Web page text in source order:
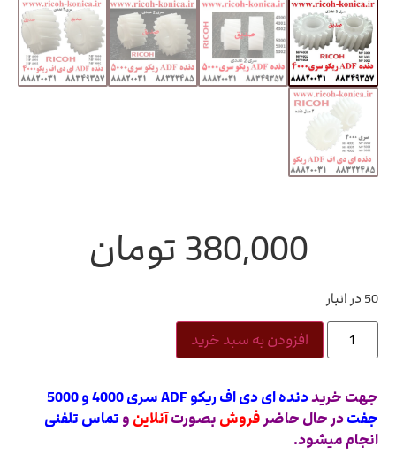
380,000 تومان
50 در انبار
افزودن به سبد خرید
جهت خرید
دنده ای دی اف ریکو ADF سری 4000 و 5000
جفتدر حال حاضرفروش بصورتآنلاین و تماس تلفنی
انجام میشود.